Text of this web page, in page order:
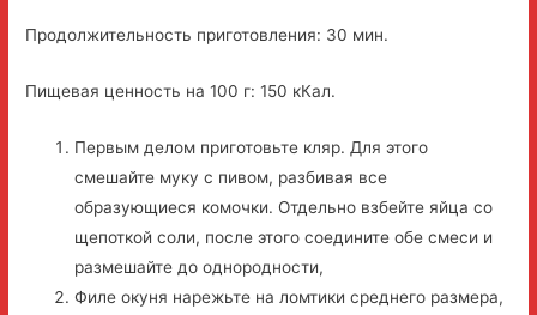
Продолжительность приготовления: 30 мин.
Пищевая ценность на 100 г: 150 кКал.
Первым делом приготовьте кляр. Для этого
смешайте муку с пивом, разбивая все
образующиеся комочки. Отдельно взбейте яйца со
щепоткой соли, после этого соедините обе смеси и
размешайте до однородности,
Филе окуня нарежьте на ломтики среднего размера,